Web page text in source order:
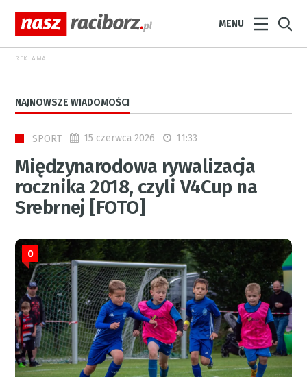
MENU
REKLAMA
NAJNOWSZE WIADOMOŚCI
SPORT 15 czerwca 2026 11:33
Międzynarodowa rywalizacja
rocznika 2018, czyli V4Cup na
Srebrnej [FOTO]
0